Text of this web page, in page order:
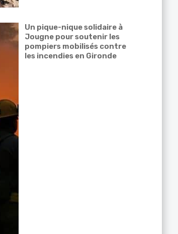
Un pique-nique solidaire à
Jougne pour soutenir les
pompiers mobilisés contre
les incendies en Gironde